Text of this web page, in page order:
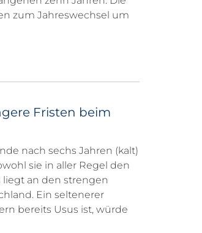
zum Jahreswechsel um
Fristen beim
nach sechs Jahren (kalt)
sie in aller Regel den
liegt an den strengen
Ein seltenerer
bereits Usus ist, würde